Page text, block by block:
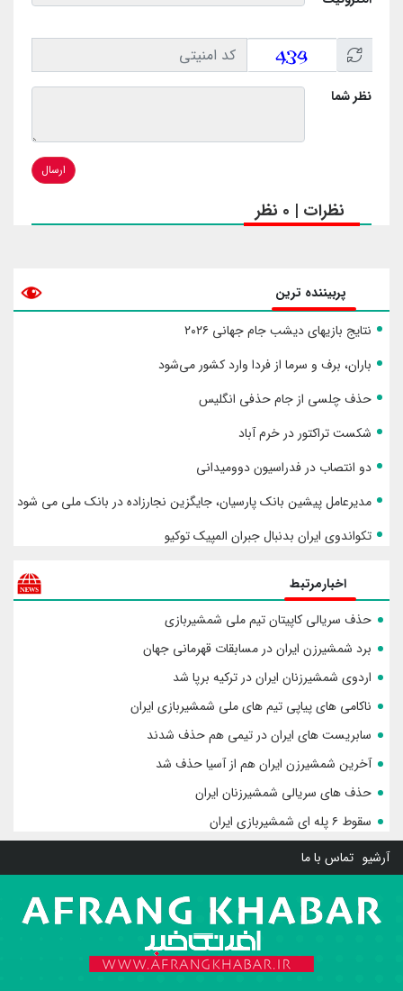
نظر شما
ارسال
نظرات | 0 نظر
پربیننده ترین
نتایج بازیهای دیشب جام جهانی ۲۰۲۶
باران، برف و سرما از فردا وارد کشور می‌شود
حذف چلسی از جام حذفی انگلیس
شکست تراکتور در خرم آباد
دو انتصاب در فدراسیون دوومیدانی
مدیرعامل پیشین بانک پارسیان، جایگزین نجارزاده در بانک ملی می شود
تکواندوی ایران بدنبال جبران المپیک توکیو
اخبارمرتبط
حذف سریالی کاپیتان تیم ملی شمشیربازی
برد شمشیرزن ایران در مسابقات قهرمانی جهان
اردوی شمشیرزنان ایران در ترکیه برپا شد
ناکامی های پیاپی تیم های ملی شمشیربازی ایران
سابریست های ایران در تیمی هم حذف شدند
آخرین شمشیرزن ایران هم از آسیا حذف شد
حذف های سریالی شمشیرزنان ایران
سقوط ۶ پله ای شمشیربازی ایران
آرشیو تماس با ما